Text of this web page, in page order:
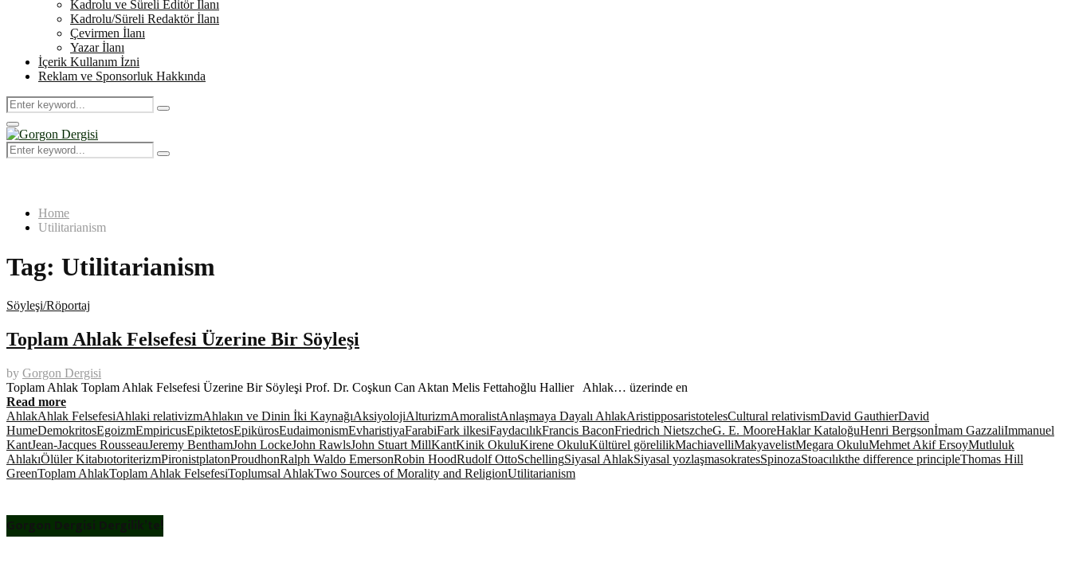
Kadrolu ve Süreli Editör İlanı
Kadrolu/Süreli Redaktör İlanı
Çevirmen İlanı
Yazar İlanı
İçerik Kullanım İzni
Reklam ve Sponsorluk Hakkında
Search
for:
Search
Primary
Menu
Search
for:
Search
Home
Utilitarianism
Tag: Utilitarianism
Söyleşi/Röportaj
Toplam Ahlak Felsefesi Üzerine Bir Söyleşi
by Gorgon Dergisi
Toplam Ahlak Toplam Ahlak Felsefesi Üzerine Bir Söyleşi Prof. Dr. Coşkun Can Aktan Melis Fettahoğlu Hallier Ahlak… üzerinde en
Read more
AhlakAhlak FelsefesiAhlaki relativizmAhlakın ve Dinin İki KaynağıAksiyolojiAlturizmAmoralistAnlaşmaya Dayalı AhlakAristipposaristotelesCultural relativismDavid GauthierDavid
HumeDemokritosEgoizmEmpiricusEpiktetosEpikürosEudaimonismEvharistiyaFarabiFark ilkesiFaydacılıkFrancis BaconFriedrich NietszcheG. E. MooreHaklar KataloğuHenri Bergsonİmam GazzaliImmanuel
KantJean-Jacques RousseauJeremy BenthamJohn LockeJohn RawlsJohn Stuart MillKantKinik OkuluKirene OkuluKültürel görelilikMachiavelliMakyavelistMegara OkuluMehmet Akif ErsoyMutluluk
AhlakıÖlüler KitabıotoriterizmPironistplatonProudhonRalph Waldo EmersonRobin HoodRudolf OttoSchellingSiyasal AhlakSiyasal yozlaşmasokratesSpinozaStoacılıkthe difference principleThomas Hill
GreenToplam AhlakToplam Ahlak FelsefesiToplumsal AhlakTwo Sources of Morality and ReligionUtilitarianism
Gorgon Dergisi Dergilik’te!